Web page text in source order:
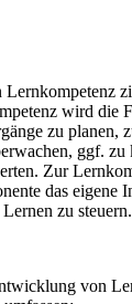
wird die
zu planen,
ggf. zu
Zur
das eigene
zu steuern.
von